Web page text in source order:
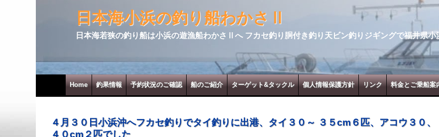
日本海小浜の釣り船わかさⅡ
日本海若狭の釣り船は小浜の遊漁船わかさⅡへ フカセ釣り胴付き釣り天ビン釣りジギングで福井県小
コンテンツへ移動
Home 釣果情報 予約状況のご確認 船のご紹介 ターゲット&タックル 個人情報保護方針 リンク 料金とご乗船案
４月３０日小浜沖へフカセ釣りでタイ釣りに出港、タイ３０～ ３５cm６匹、アコウ３０、
４０cm２匹でした